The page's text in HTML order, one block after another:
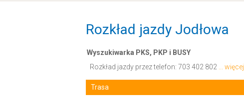
Rozkład jazdy Jodłowa
Wyszukiwarka PKS, PKP i BUSY
Rozkład jazdy przez telefon: 703 402 802 ... więcej
Trasa